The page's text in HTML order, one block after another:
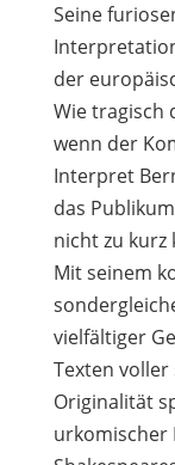
Seine
der
Wie tragisch
wenn der
Interpret
das
nicht zu kurz
Mit seinem
vielfältiger
Texten
Originalität
urkomischer